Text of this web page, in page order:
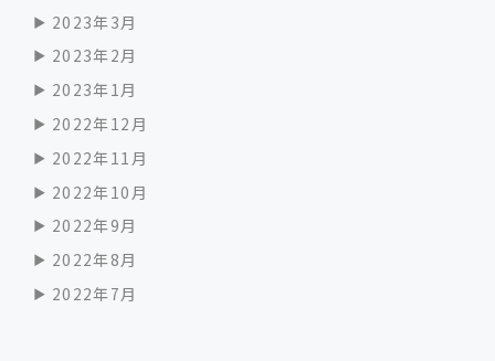
2023年3月
2023年2月
2023年1月
2022年12月
2022年11月
2022年10月
2022年9月
2022年8月
2022年7月